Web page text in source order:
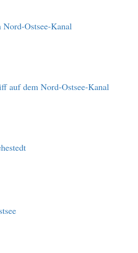
Nord-Ostsee-Kanal
auf dem Nord-Ostsee-Kanal